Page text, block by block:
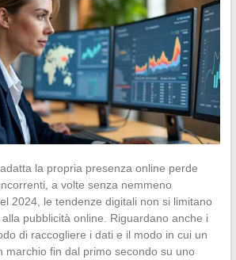
la propria presenza online perde
a volte senza nemmeno
2024, le tendenze digitali non si limitano
pubblicità online. Riguardano anche i
di raccogliere i dati e il modo in cui un
marchio fin dal primo secondo su uno